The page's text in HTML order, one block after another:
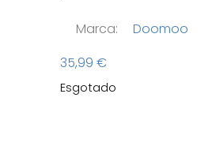
Marca:
Doomoo
35,99 €
Esgotado